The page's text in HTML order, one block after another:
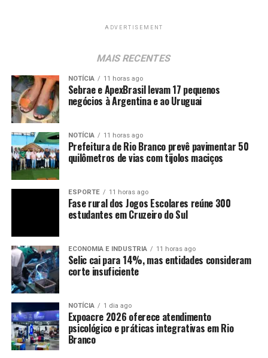
ADVERTISEMENT
MAIS RECENTES
NOTÍCIA 11 horas ago
Sebrae e ApexBrasil levam 17 pequenos
negócios à Argentina e ao Uruguai
NOTÍCIA 11 horas ago
Prefeitura de Rio Branco prevê pavimentar 50
quilômetros de vias com tijolos maciços
ESPORTE 11 horas ago
Fase rural dos Jogos Escolares reúne 300
estudantes em Cruzeiro do Sul
ECONOMIA E INDUSTRIA 11 horas ago
Selic cai para 14%, mas entidades consideram
corte insuficiente
NOTÍCIA 1 dia ago
Expoacre 2026 oferece atendimento
psicológico e práticas integrativas em Rio
Branco